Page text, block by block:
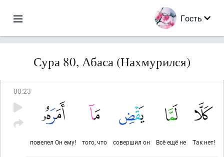
Гость
Сура 80, Абаса (Нахмурился)
80:23
Так нет!
Всё ещё не
совершил он
того, что
повелел Он ему!